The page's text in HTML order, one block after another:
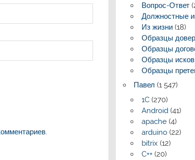
.
Вопрос-Ответ
Должностные
Из жизни(18)
Образцы
Образцы
Образцы исков
Образцы
Павел (1 547)
1C(270)
Android(41)
apache(4)
arduino(22)
bitrix (12)
C++(20)